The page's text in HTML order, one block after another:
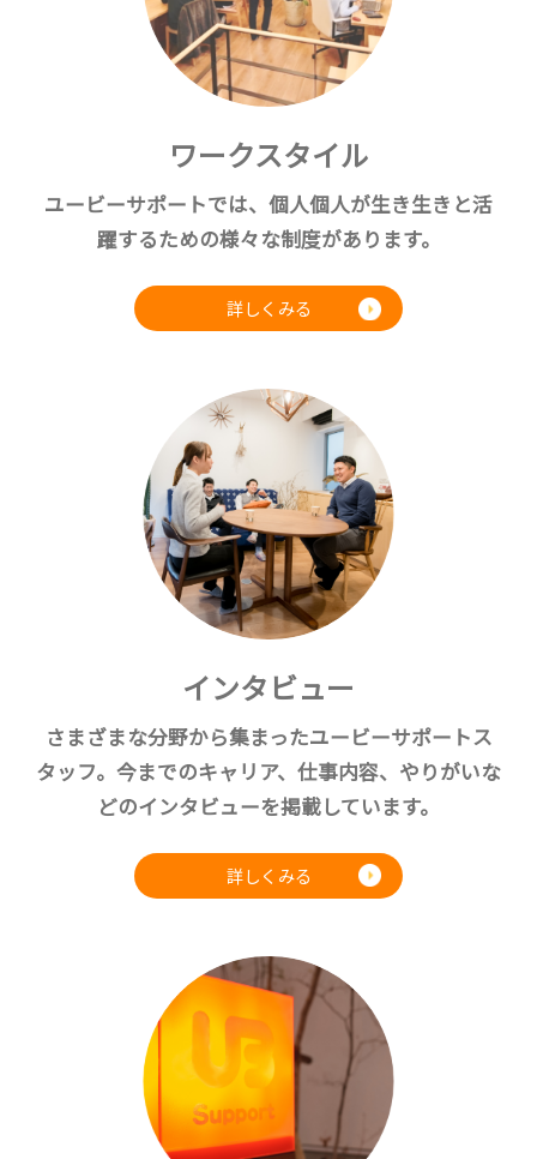
ワークスタイル
ユービーサポートでは、個人個人が生き生きと活
躍するための様々な制度があります。
詳しくみる
インタビュー
さまざまな分野から集まったユービーサポートス
タッフ。今までのキャリア、仕事内容、やりがいな
どのインタビューを掲載しています。
詳しくみる